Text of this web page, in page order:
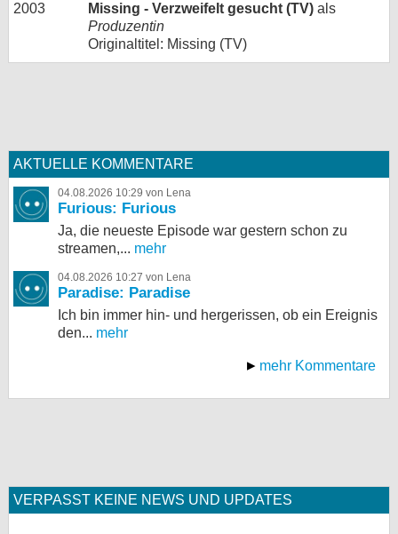
2003 Missing - Verzweifelt gesucht (TV) als
Produzentin
Originaltitel: Missing (TV)
AKTUELLE KOMMENTARE
04.08.2026 10:29 von Lena
Furious: Furious
Ja, die neueste Episode war gestern schon zu
streamen,... mehr
04.08.2026 10:27 von Lena
Paradise: Paradise
Ich bin immer hin- und hergerissen, ob ein Ereignis
den... mehr
mehr Kommentare
VERPASST KEINE NEWS UND UPDATES